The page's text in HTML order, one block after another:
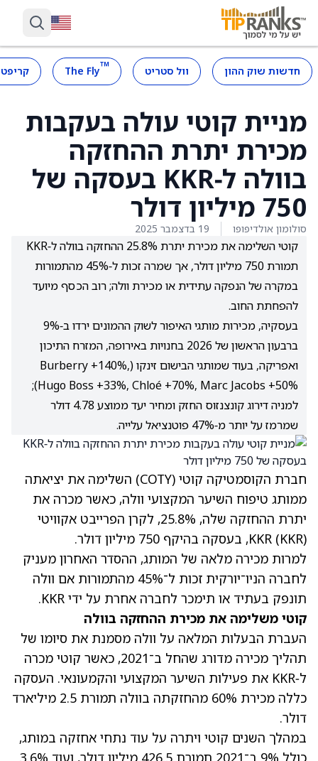
חדשות שוק ההון וול סטריט ™
The Fly
מניית קוטי עולה בעקבות
מכירת יתרת ההחזקה
בוולה ל‑KKR בעסקה של
750 מיליון דולר
סולומון אולדיפופו 19 בדצמבר 2025
קוטי השלימה את מכירת יתרת 25.8% ההחזקה בוולה ל‑KKR
תמורת 750 מיליון דולר, אך שמרה זכות ל‑45% מהתמורות
במקרה של הנפקה עתידית או מכירת וולה; רוב הכסף מיועד
להפחתת החוב.
בעסקיה, מכירות מותגי האיפור לשוק ההמונים ירדו ב‑9%
ברבעון הראשון של 2026 בחנויות באירופה, המזרח התיכון
ואפריקה, בעוד שמותגי הבישום זינקו (Burberry +140%,
Hugo Boss +33%, Chloé +70%, Marc Jacobs +50%);
למניה דירוג קונצנזוס החזק ומחיר יעד ממוצע 4.78 דולר
שמרמז על יותר מ‑47% פוטנציאל עלייה.
חברת הקוסמטיקה קוטי (COTY)
השלימה את יציאתה
ממותג טיפוח השיער המקצועי וולה, כאשר מכרה את
יתרת ההחזקה שלה, 25.8%, לקרן הפרייבט אקוויטי
KKR (KKR)
, בעסקה בהיקף 750 מיליון דולר.
למרות מכירה מלאה של המותג, ההסדר האחרון מעניק
לחברה הניו־יורקית זכות ל־45% מהתמורות אם וולה
תונפק בעתיד או תימכר לחברה אחרת על ידי KKR.
קוטי משלימה את מכירת ההחזקה בוולה
העברת הבעלות המלאה על וולה מסמנת את סיומו של
תהליך מכירה מדורג שהחל ב־2021, כאשר קוטי מכרה
ל‑KKR את פעילות השיער המקצועי והקמעונאי. העסקה
כללה מכירת 60% מהחזקתה בוולה תמורת 2.5 מיליארד
דולר.
במהלך השנים קוטי ויתרה על עוד נתחי אחזקה במותג,
כולל 9% ב־2021 תמורת 426.5 מיליון דולר, ועוד 3.6%